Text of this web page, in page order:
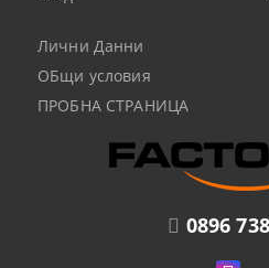
0896
Лични Данни
ОБщи условия
ПРОБНА СТРАНИЦА